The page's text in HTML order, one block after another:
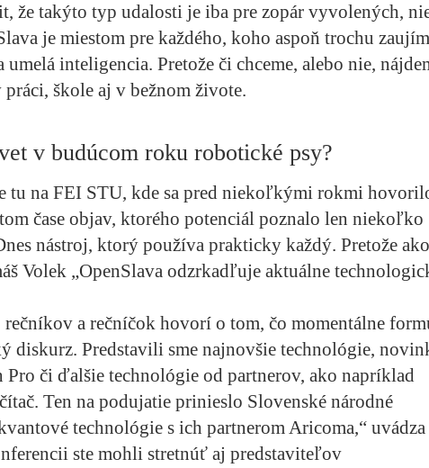
že takýto typ udalosti je iba pre zopár vyvolených,
je miestom pre každého, koho aspoň trochu
umelá inteligencia. Pretože či chceme, alebo nie,
práci, škole aj v bežnom živote.
v budúcom roku robotické psy?
tu na FEI STU, kde sa pred niekoľkými rokmi
čase objav, ktorého potenciál poznalo len niekoľko
nástroj, ktorý používa prakticky každý. Pretože ako
Volek „OpenSlava odzrkadľuje aktuálne
rečníkov a rečníčok hovorí o tom, čo momentálne
diskurz. Predstavili sme najnovšie technológie,
či ďalšie technológie od partnerov, ako napríklad
Ten na podujatie prinieslo Slovenské národné
technológie s ich partnerom Aricoma,“ uvádza
ste mohli stretnúť aj predstaviteľov